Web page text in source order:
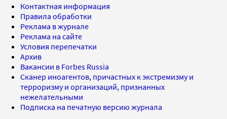
Контактная информация
Правила обработки
Реклама в журнале
Реклама на сайте
Условия перепечатки
Архив
Вакансии в Forbes Russia
Сканер иноагентов, причастных к экстремизму и
терроризму и организаций, признанных
нежелательными
Подписка на печатную версию журнала